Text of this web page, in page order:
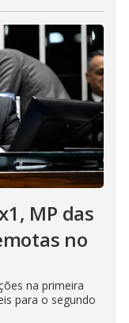
MP das
no
na primeira
para o segundo